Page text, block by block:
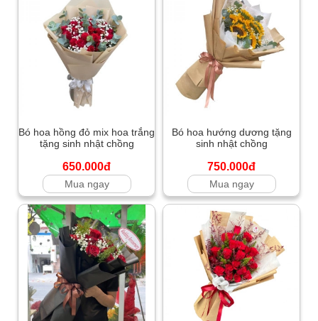
Bó hoa hồng đỏ mix hoa trắng
tặng sinh nhật chồng
650.000đ
Mua ngay
Bó hoa hướng dương tặng
sinh nhật chồng
750.000đ
Mua ngay